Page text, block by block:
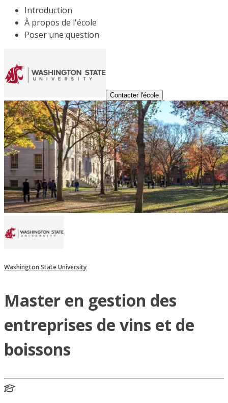
Introduction
À propos de l'école
Poser une question
Contacter l'école
Washington State University
Master en gestion des
entreprises de vins et de
boissons